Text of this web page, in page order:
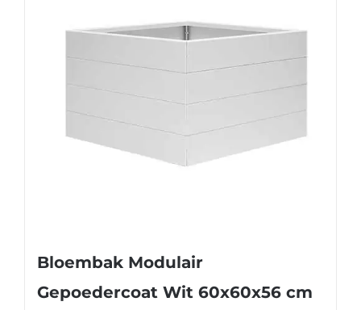
Bloembak Modulair
Gepoedercoat Wit 60x60x56 cm